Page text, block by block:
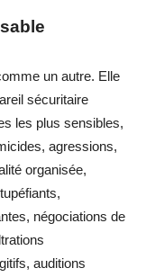
un autre. Elle
sécuritaire
les plus sensibles,
agressions,
organisée,
négociations de
auditions